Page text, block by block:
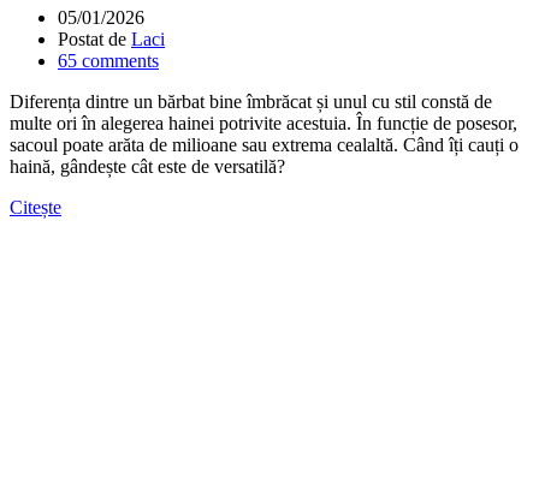
05/01/2026
Postat de Laci
65 comments
Diferența dintre un bărbat bine îmbrăcat și unul cu stil constă de
multe ori în alegerea hainei potrivite acestuia. În funcție de posesor,
sacoul poate arăta de milioane sau extrema cealaltă. Când îți cauți o
haină, gândește cât este de versatilă?
Citește